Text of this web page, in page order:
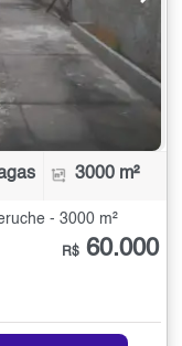
3000 m²
- 3000 m²
R$ 60.000